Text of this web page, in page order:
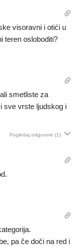
visoravni i otići u
teren osloboditi?
smetliste za
sve vrste ljudskog i
Pogledaj odgovore (1)
pa če doči na red i